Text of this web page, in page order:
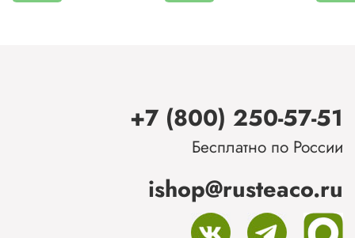
+7 (800) 250-57-51
Бесплатно по России
ishop@rusteaco.ru